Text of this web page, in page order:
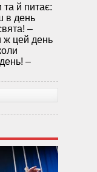
й питає:
в день
–
ж цей день
–